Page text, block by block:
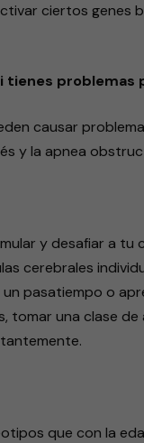
ciertos genes
tienes problemas
causar
y la apnea
y desafiar a
cerebrales
pasatiempo o
tomar una clase
que con la